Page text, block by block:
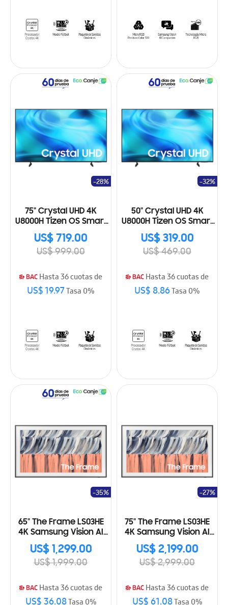
75" Crystal UHD 4K
U8000H Tizen OS Smart
TV (2026)
US$ 719.00
US$ 999.00
-28%
Hasta 36 cuotas de
US$ 19.97Tasa 0%
50" Crystal UHD 4K
U8000H Tizen OS Smart
TV (2026)
US$ 319.00
US$ 469.00
-32%
Hasta 36 cuotas de
US$ 8.86Tasa 0%
65" The Frame LS03HE
4K Samsung Vision AI
Smart TV (2026)
US$ 1,299.00
US$ 1,999.00
-35%
Hasta 36 cuotas de
75" The Frame LS03HE
4K Samsung Vision AI
Smart TV (2026)
US$ 2,199.00
US$ 2,999.00
-27%
Hasta 36 cuotas de